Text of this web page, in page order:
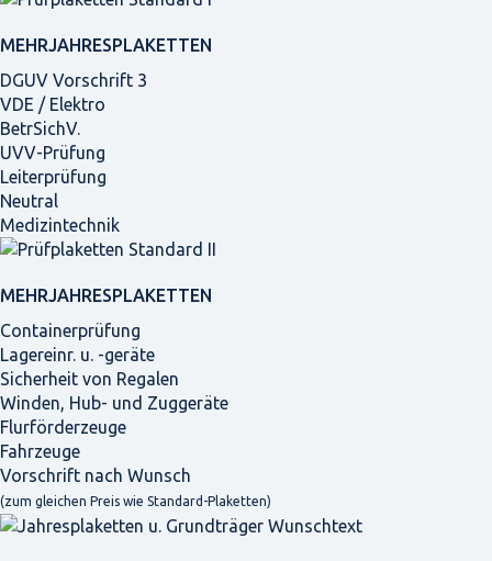
MEHRJAHRES­PLAKETTEN
DGUV Vorschrift 3
VDE / Elektro
BetrSichV.
UVV-Prüfung
Leiterprüfung
Neutral
Medizintechnik
MEHRJAHRES­PLAKETTEN
Containerprüfung
Lagereinr. u. -geräte
Sicherheit von Regalen
Winden, Hub- und Zuggeräte
Flurförderzeuge
Fahrzeuge
Vorschrift nach Wunsch
(zum gleichen Preis wie Standard-Plaketten)